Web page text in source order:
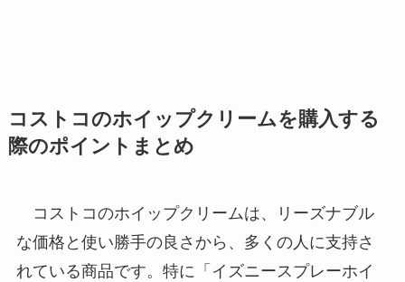
コストコのホイップクリームを購入する
際のポイントまとめ
コストコのホイップクリームは、リーズナブル
な価格と使い勝手の良さから、多くの人に支持さ
れている商品です。特に「イズニースプレーホイ